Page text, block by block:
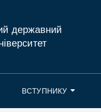
державний
ВСТУПНИКУ